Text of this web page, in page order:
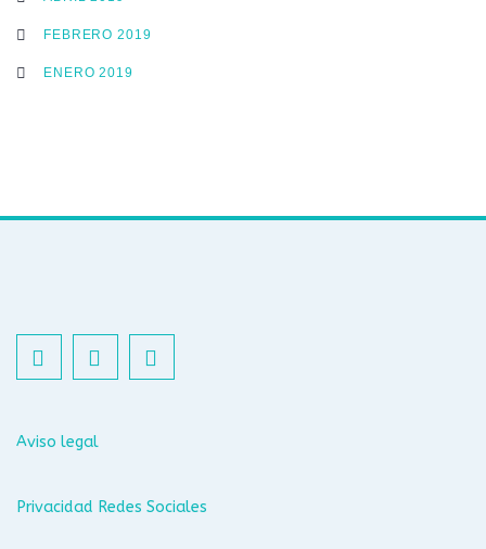
FEBRERO 2019
ENERO 2019
Aviso legal
Privacidad Redes Sociales